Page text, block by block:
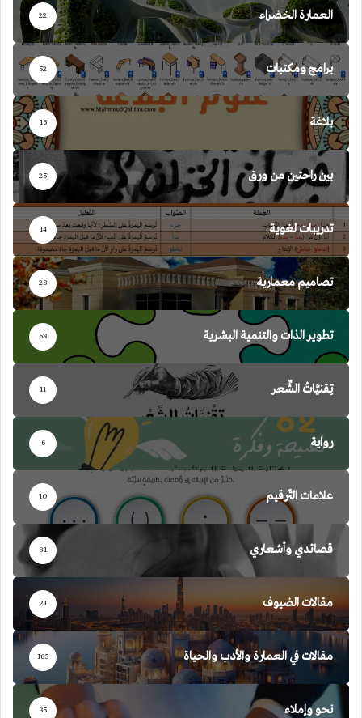
العمارة الخضراء 22
برامج ومكتبات 52
بلاغة 16
بين راحتين من ورق 25
تدريبات لغوية 14
تصاميم معمارية 28
تطوير الذات والتنمية البشرية 68
تِقنيَّاتُ الشِّعر 11
رواية 6
علامات التّرقيم 10
قصائدي وأشعاري 81
مقالات الضيوف 21
مقالات في العمارة والأدب والحياة 165
نحو وإملاء 35